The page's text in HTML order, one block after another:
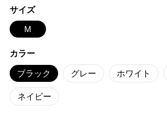
サイズ
M
カラー
ブラック グレー ホワイト
ネイビー